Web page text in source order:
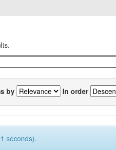
by In order
seconds).